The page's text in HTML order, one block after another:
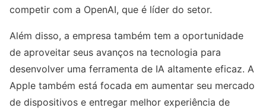
competir com a OpenAI, que é líder do setor.
Além disso, a empresa também tem a oportunidade
de aproveitar seus avanços na tecnologia para
desenvolver uma ferramenta de IA altamente eficaz. A
Apple também está focada em aumentar seu mercado
de dispositivos e entregar melhor experiência de